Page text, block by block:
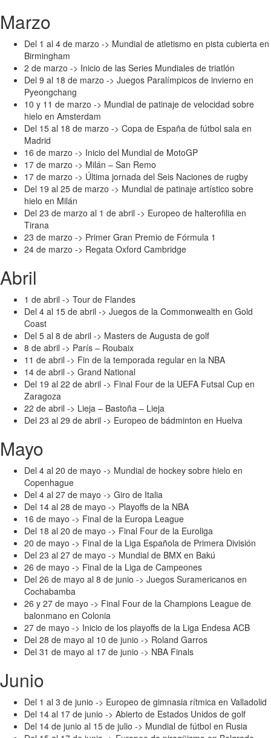
Marzo
Del 1 al 4 de marzo -> Mundial de atletismo en pista cubierta en
Birmingham
2 de marzo -> Inicio de las Series Mundiales de triatlón
Del 9 al 18 de marzo -> Juegos Paralímpicos de invierno en
Pyeongchang
10 y 11 de marzo -> Mundial de patinaje de velocidad sobre
hielo en Amsterdam
Del 15 al 18 de marzo -> Copa de España de fútbol sala en
Madrid
16 de marzo -> Inicio del Mundial de MotoGP
17 de marzo -> Milán – San Remo
17 de marzo -> Última jornada del Seis Naciones de rugby
Del 19 al 25 de marzo -> Mundial de patinaje artístico sobre
hielo en Milán
Del 23 de marzo al 1 de abril -> Europeo de halterofilia en
Tirana
23 de marzo -> Primer Gran Premio de Fórmula 1
24 de marzo -> Regata Oxford Cambridge
Abril
1 de abril -> Tour de Flandes
Del 4 al 15 de abril -> Juegos de la Commonwealth en Gold
Coast
Del 5 al 8 de abril -> Masters de Augusta de golf
8 de abril -> París – Roubaix
11 de abril -> Fin de la temporada regular en la NBA
14 de abril -> Grand National
Del 19 al 22 de abril -> Final Four de la UEFA Futsal Cup en
Zaragoza
22 de abril -> Lieja – Bastoña – Lieja
Del 23 al 29 de abril -> Europeo de bádminton en Huelva
Mayo
Del 4 al 20 de mayo -> Mundial de hockey sobre hielo en
Copenhague
Del 4 al 27 de mayo -> Giro de Italia
Del 14 al 28 de mayo -> Playoffs de la NBA
16 de mayo -> Final de la Europa League
Del 18 al 20 de mayo -> Final Four de la Euroliga
20 de mayo -> Final de la Liga Española de Primera División
Del 23 al 27 de mayo -> Mundial de BMX en Bakú
26 de mayo -> Final de la Liga de Campeones
Del 26 de mayo al 8 de junio -> Juegos Suramericanos en
Cochabamba
26 y 27 de mayo -> Final Four de la Champions League de
balonmano en Colonia
27 de mayo -> Inicio de los playoffs de la Liga Endesa ACB
Del 28 de mayo al 10 de junio -> Roland Garros
Del 31 de mayo al 17 de junio -> NBA Finals
Junio
Del 1 al 3 de junio -> Europeo de gimnasia rítmica en Valladolid
Del 14 al 17 de junio -> Abierto de Estados Unidos de golf
Del 14 de junio al 15 de julio -> Mundial de fútbol en Rusia